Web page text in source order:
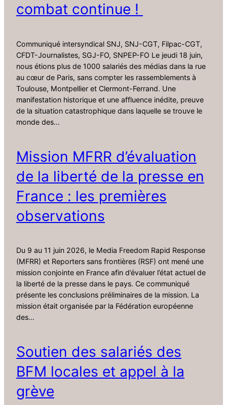
combat continue !
Communiqué intersyndical SNJ, SNJ-CGT, Filpac-CGT,
CFDT-Journalistes, SGJ-FO, SNPEP-FO Le jeudi 18 juin,
nous étions plus de 1000 salariés des médias dans la rue
au cœur de Paris, sans compter les rassemblements à
Toulouse, Montpellier et Clermont-Ferrand. Une
manifestation historique et une affluence inédite, preuve
de la situation catastrophique dans laquelle se trouve le
monde des…
Mission MFRR d’évaluation
de la liberté de la presse en
France : les premières
observations
Du 9 au 11 juin 2026, le Media Freedom Rapid Response
(MFRR) et Reporters sans frontières (RSF) ont mené une
mission conjointe en France afin d’évaluer l’état actuel de
la liberté de la presse dans le pays. Ce communiqué
présente les conclusions préliminaires de la mission. La
mission était organisée par la Fédération européenne
des…
Soutien des salariés des
BFM locales et appel à la
grève